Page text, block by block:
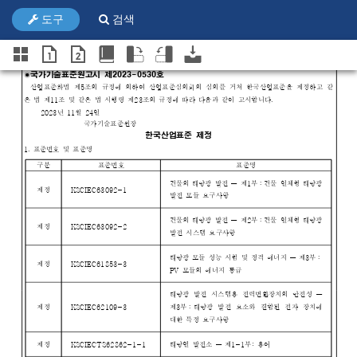
도구 검색